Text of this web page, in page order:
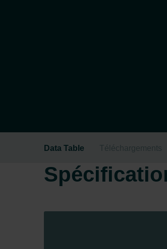
Data Table Téléchargements